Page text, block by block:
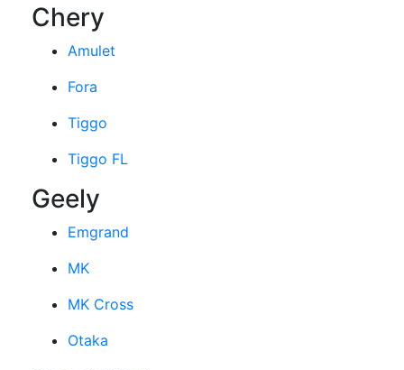
Chery
Amulet
Fora
Tiggo
Tiggo FL
Geely
Emgrand
MK
MK Cross
Otaka